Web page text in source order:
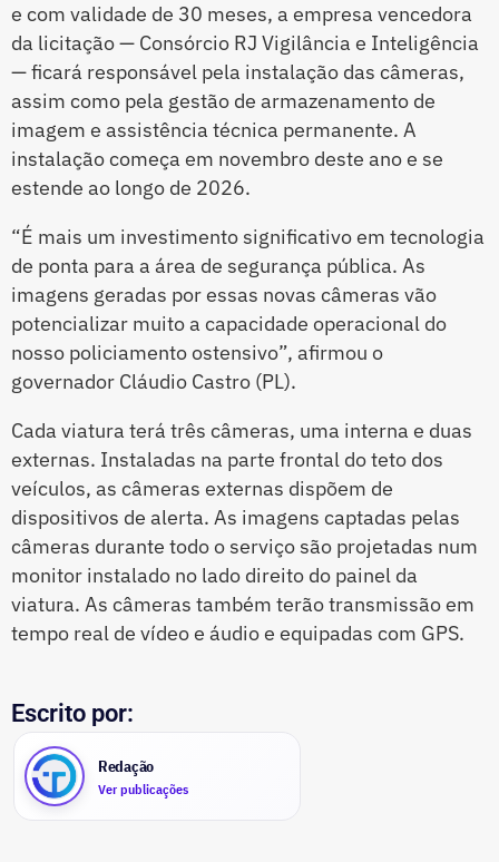
e com validade de 30 meses, a empresa vencedora
da licitação — Consórcio RJ Vigilância e Inteligência
— ficará responsável pela instalação das câmeras,
assim como pela gestão de armazenamento de
imagem e assistência técnica permanente. A
instalação começa em novembro deste ano e se
estende ao longo de 2026.
“É mais um investimento significativo em tecnologia
de ponta para a área de segurança pública. As
imagens geradas por essas novas câmeras vão
potencializar muito a capacidade operacional do
nosso policiamento ostensivo”, afirmou o
governador Cláudio Castro (PL).
Cada viatura terá três câmeras, uma interna e duas
externas. Instaladas na parte frontal do teto dos
veículos, as câmeras externas dispõem de
dispositivos de alerta. As imagens captadas pelas
câmeras durante todo o serviço são projetadas num
monitor instalado no lado direito do painel da
viatura. As câmeras também terão transmissão em
tempo real de vídeo e áudio e equipadas com GPS.
Escrito por:
Redação
Ver publicações